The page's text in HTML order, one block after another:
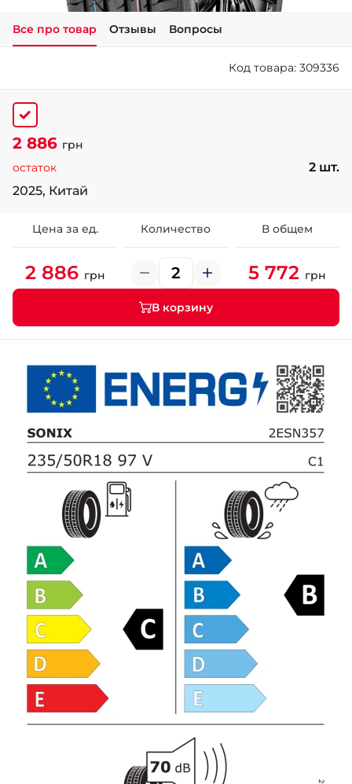
+38 (050)-911-911-2
+38 (099)-643-33-77
Все про товар Отзывы Вопросы
Код товара: 309336
2 886 грн
остаток
2 шт.
2025, Китай
Цена за ед. Количество В общем
2 886 грн 5 772 грн
В корзину